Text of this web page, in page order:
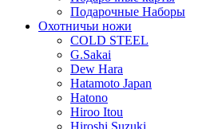
Подарочные Наборы
Охотничьи ножи
COLD STEEL
G.Sakai
Dew Hara
Hatamoto Japan
Hatono
Hiroo Itou
Hiroshi Suzuki